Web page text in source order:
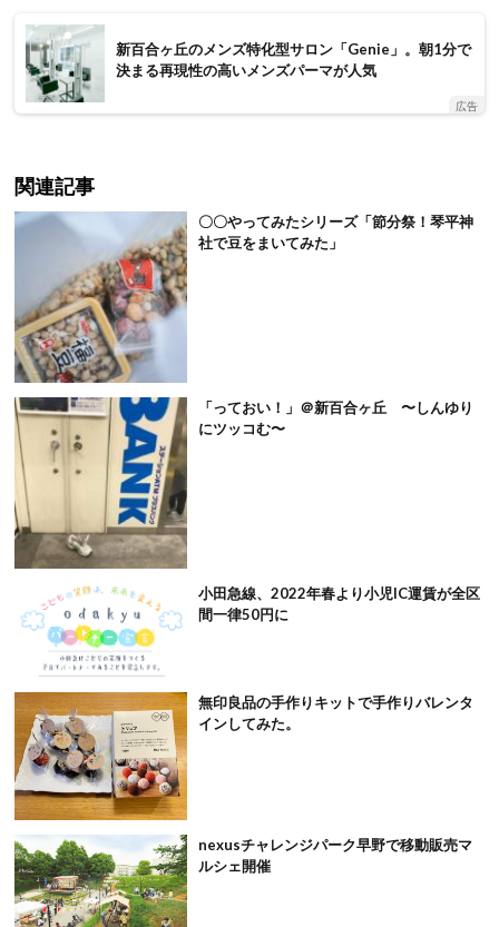
新百合ヶ丘のメンズ特化型サロン「Genie」。朝1分で
決まる再現性の高いメンズパーマが人気
広告
関連記事
〇〇やってみたシリーズ「節分祭！琴平神
社で豆をまいてみた」
「っておい！」＠新百合ヶ丘 〜しんゆり
にツッコむ〜
小田急線、2022年春より小児IC運賃が全区
間一律50円に
無印良品の手作りキットで手作りバレンタ
インしてみた。
nexusチャレンジパーク早野で移動販売マ
ルシェ開催